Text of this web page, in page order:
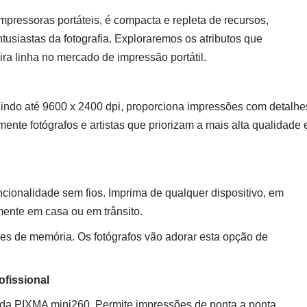
portáteis, é compacta e repleta de recursos,
da fotografia. Exploraremos os atributos que
linha no mercado de impressão portátil.
até 9600 x 2400 dpi, proporciona impressões com
fotógrafos e artistas que priorizam a mais alta qualidade
sem fios. Imprima de qualquer dispositivo, em
em casa ou em trânsito.
de memória. Os fotógrafos vão adorar esta opção de